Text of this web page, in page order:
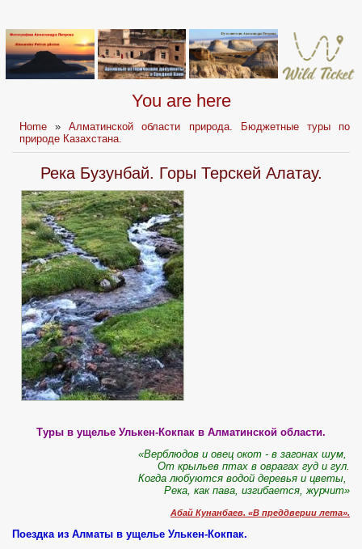
You are here
Home »Алматинской области природа. Бюджетные туры по
природе Казахстана.
Река Бузунбай. Горы Терскей Алатау.
Туры в ущелье Улькен-Кокпак в Алматинской области.
«Верблюдов и овец окот - в загонах шум,
От крыльев птах в оврагах гуд и гул.
Когда любуются водой деревья и цветы,
Река, как пава, изгибается, журчит»
Абай Кунанбаев. «В преддверии лета».
Поездка из Алматы в ущелье Улькен-Кокпак.